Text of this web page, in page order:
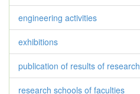
engineering activities
exhibitions
publication of results of research
research schools of faculties